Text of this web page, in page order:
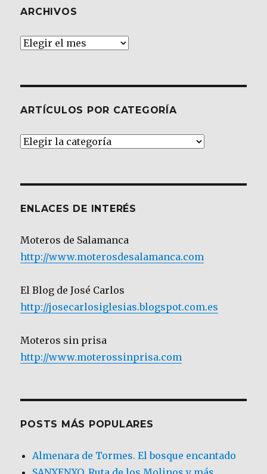
ARCHIVOS
Archivos
ARTÍCULOS POR CATEGORÍA
Artículos
ENLACES DE INTERÉS
Moteros de Salamanca
http://www.moterosdesalamanca.com
El Blog de José Carlos
http://josecarlosiglesias.blogspot.com.es
Moteros sin prisa
http://www.moterossinprisa.com
POSTS MÁS POPULARES
Almenara de Tormes. El bosque encantado